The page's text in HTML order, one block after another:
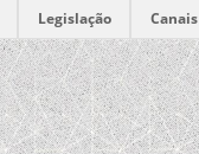
Legislação Canais